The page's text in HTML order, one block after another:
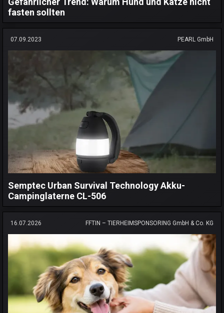
fasten sollten
07.09.2023 PEARL GmbH
Semptec Urban Survival Technology Akku-
Campinglaterne CL-506
16.07.2026 FFTIN – TIERHEIMSPONSORING GmbH & Co. KG